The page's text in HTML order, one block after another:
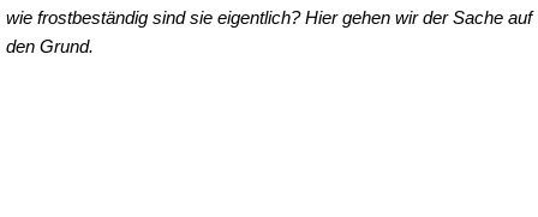
wie frostbeständig sind sie eigentlich? Hier gehen wir der Sache auf
den Grund.